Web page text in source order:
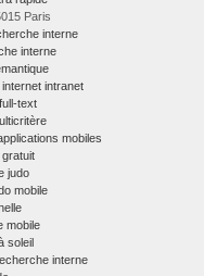
Paris
interne
interne
intranet
text
mobiles
judo
mobile
mobile
soleil
interne